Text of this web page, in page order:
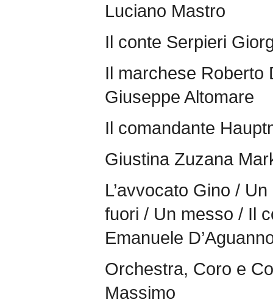
Luciano Mastro
Il conte Serpieri
Il marchese Roberto
Giuseppe Altomare
Il comandante
Giustina Zuzana
L’avvocato Gino /
fuori / Un messo / Il
Emanuele
Orchestra, Coro e
Massimo